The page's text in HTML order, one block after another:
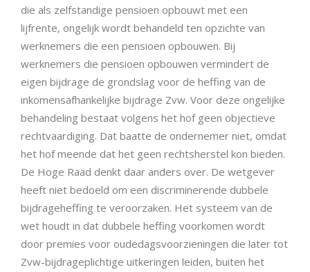
die als zelfstandige pensioen opbouwt met een
lijfrente, ongelijk wordt behandeld ten opzichte van
werknemers die een pensioen opbouwen. Bij
werknemers die pensioen opbouwen vermindert de
eigen bijdrage de grondslag voor de heffing van de
inkomensafhankelijke bijdrage Zvw. Voor deze ongelijke
behandeling bestaat volgens het hof geen objectieve
rechtvaardiging. Dat baatte de ondernemer niet, omdat
het hof meende dat het geen rechtsherstel kon bieden.
De Hoge Raad denkt daar anders over. De wetgever
heeft niet bedoeld om een discriminerende dubbele
bijdrageheffing te veroorzaken. Het systeem van de
wet houdt in dat dubbele heffing voorkomen wordt
door premies voor oudedagsvoorzieningen die later tot
Zvw-bijdrageplichtige uitkeringen leiden, buiten het